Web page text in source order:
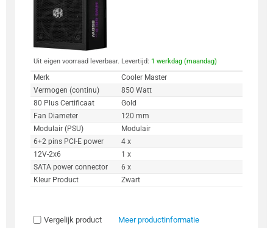
Uit eigen voorraad leverbaar. Levertijd: 1 werkdag (maandag)
Merk
Cooler Master
Vermogen (continu)
850 Watt
80 Plus Certificaat
Gold
Fan Diameter
120 mm
Modulair (PSU)
Modulair
6+2 pins PCI-E power
4 x
12V-2x6
1 x
SATA power connector
6 x
Kleur Product
Zwart
Vergelijk product Meer productinformatie